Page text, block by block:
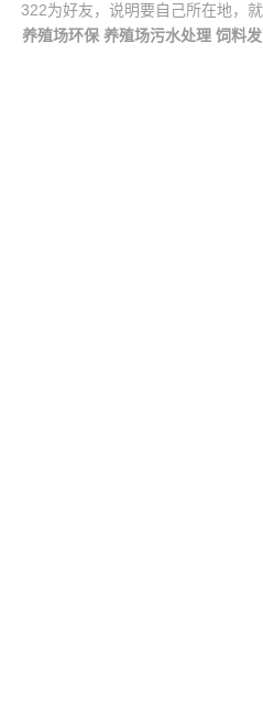
322为好友，说明要自己所在地，
养殖场环保 养殖场污水处理 饲料